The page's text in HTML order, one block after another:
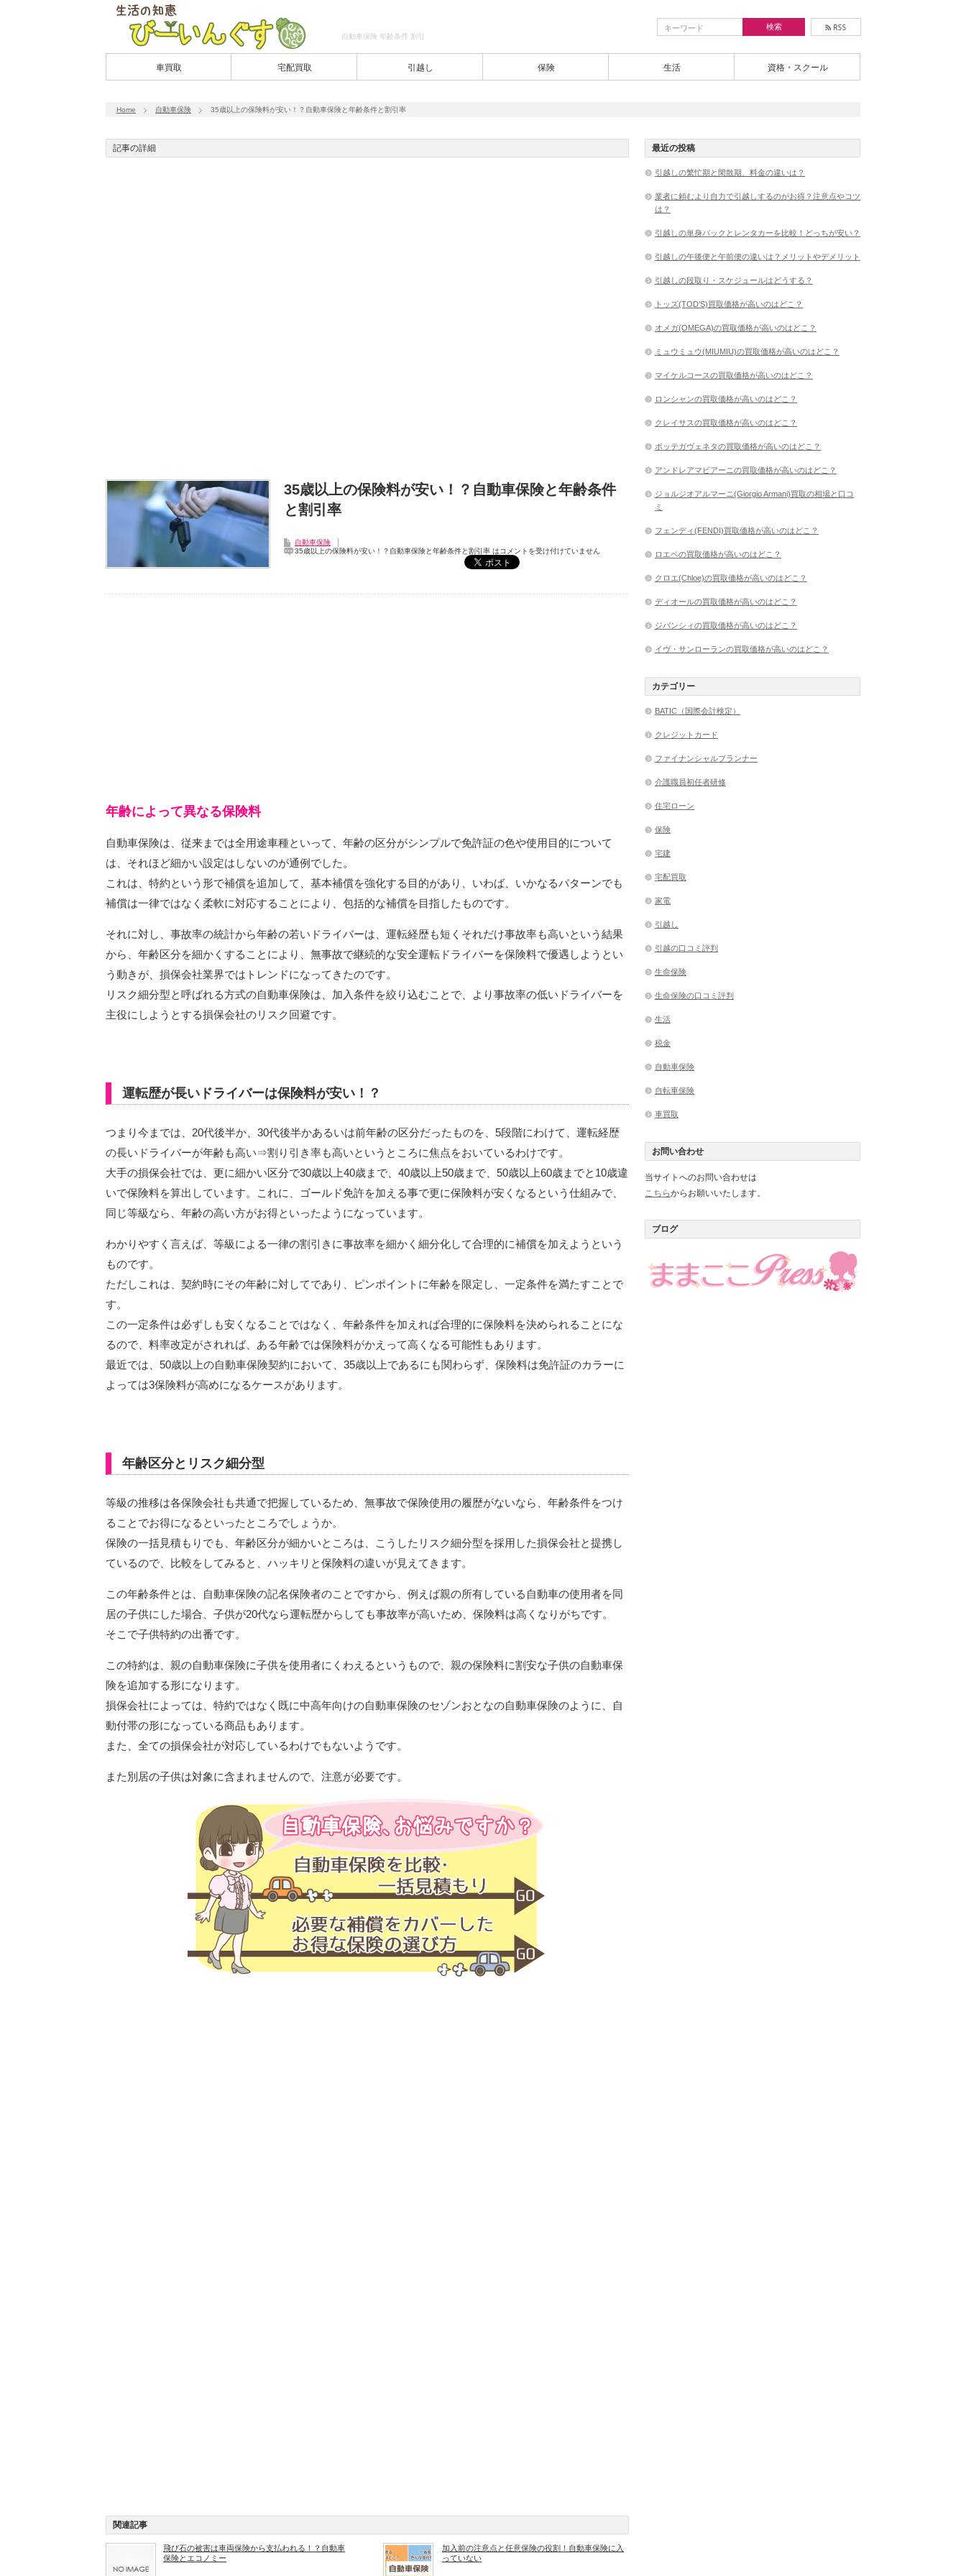
自動車保険 年齢条件 割引
車買取 宅配買取 引越し 保険 生活 資格・スクール
Home 自動車保険 35歳以上の保険料が安い！？自動車保険と年齢条件と割引率
記事の詳細
35歳以上の保険料が安い！？自動車保険と年齢条件
と割引率
自動車保険
35歳以上の保険料が安い！？自動車保険と年齢条件と割引率 はコメントを受け付けていません
年齢によって異なる保険料
自動車保険は、従来までは全用途車種といって、年齢の区分がシンプルで免許証の色や使用目的について
は、それほど細かい設定はしないのが通例でした。
これは、特約という形で補償を追加して、基本補償を強化する目的があり、いわば、いかなるパターンでも
補償は一律ではなく柔軟に対応することにより、包括的な補償を目指したものです。
それに対し、事故率の統計から年齢の若いドライバーは、運転経歴も短くそれだけ事故率も高いという結果
から、年齢区分を細かくすることにより、無事故で継続的な安全運転ドライバーを保険料で優遇しようとい
う動きが、損保会社業界ではトレンドになってきたのです。
リスク細分型と呼ばれる方式の自動車保険は、加入条件を絞り込むことで、より事故率の低いドライバーを
主役にしようとする損保会社のリスク回避です。
運転歴が長いドライバーは保険料が安い！？
つまり今までは、20代後半か、30代後半かあるいは前年齢の区分だったものを、5段階にわけて、運転経歴
の長いドライバーが年齢も高い⇒割り引き率も高いというところに焦点をおいているわけです。
大手の損保会社では、更に細かい区分で30歳以上40歳まで、40歳以上50歳まで、50歳以上60歳までと10歳違
いで保険料を算出しています。これに、ゴールド免許を加える事で更に保険料が安くなるという仕組みで、
同じ等級なら、年齢の高い方がお得といったようになっています。
わかりやすく言えば、等級による一律の割引きに事故率を細かく細分化して合理的に補償を加えようという
ものです。
ただしこれは、契約時にその年齢に対してであり、ピンポイントに年齢を限定し、一定条件を満たすことで
す。
この一定条件は必ずしも安くなることではなく、年齢条件を加えれば合理的に保険料を決められることにな
るので、料率改定がされれば、ある年齢では保険料がかえって高くなる可能性もあります。
最近では、50歳以上の自動車保険契約において、35歳以上であるにも関わらず、保険料は免許証のカラーに
よっては3保険料が高めになるケースがあります。
年齢区分とリスク細分型
等級の推移は各保険会社も共通で把握しているため、無事故で保険使用の履歴がないなら、年齢条件をつけ
ることでお得になるといったところでしょうか。
保険の一括見積もりでも、年齢区分が細かいところは、こうしたリスク細分型を採用した損保会社と提携し
ているので、比較をしてみると、ハッキリと保険料の違いが見えてきます。
この年齢条件とは、自動車保険の記名保険者のことですから、例えば親の所有している自動車の使用者を同
居の子供にした場合、子供が20代なら運転歴からしても事故率が高いため、保険料は高くなりがちです。
そこで子供特約の出番です。
この特約は、親の自動車保険に子供を使用者にくわえるというもので、親の保険料に割安な子供の自動車保
険を追加する形になります。
損保会社によっては、特約ではなく既に中高年向けの自動車保険のセゾンおとなの自動車保険のように、自
動付帯の形になっている商品もあります。
また、全ての損保会社が対応しているわけでもないようです。
また別居の子供は対象に含まれませんので、注意が必要です。
関連記事
飛び石の被害は車両保険から支払われる！？自動車
保険とエコノミー
加入前の注意点と任意保険の役割！自動車保険に入
っていない
最近の投稿
引越しの繁忙期と閑散期、料金の違いは？
業者に頼むより自力で引越しするのがお得？注意点やコツ
は？
引越しの単身パックとレンタカーを比較！どっちが安い？
引越しの午後便と午前便の違いは？メリットやデメリット
引越しの段取り・スケジュールはどうする？
トッズ(TOD’S)買取価格が高いのはどこ？
オメガ(OMEGA)の買取価格が高いのはどこ？
ミュウミュウ(MIUMIU)の買取価格が高いのはどこ？
マイケルコースの買取価格が高いのはどこ？
ロンシャンの買取価格が高いのはどこ？
クレイサスの買取価格が高いのはどこ？
ボッテガヴェネタの買取価格が高いのはどこ？
アンドレアマビアーニの買取価格が高いのはどこ？
ジョルジオアルマーニ(Giorgio Armani)買取の相場と口コ
ミ
フェンディ(FENDI)買取価格が高いのはどこ？
ロエベの買取価格が高いのはどこ？
クロエ(Chloe)の買取価格が高いのはどこ？
ディオールの買取価格が高いのはどこ？
ジバンシィの買取価格が高いのはどこ？
イヴ・サンローランの買取価格が高いのはどこ？
カテゴリー
BATIC（国際会計検定）
クレジットカード
ファイナンシャルプランナー
介護職員初任者研修
住宅ローン
保険
宅建
宅配買取
家電
引越し
引越の口コミ評判
生命保険
生命保険の口コミ評判
生活
税金
自動車保険
自転車保険
車買取
お問い合わせ
当サイトへのお問い合わせは
こちらからお願いいたします。
ブログ